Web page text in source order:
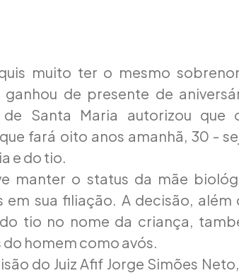
muito ter o mesmo
de presente de
Santa Maria autorizou que
fará oito anos amanhã, 30 -
e do tio.
manter o status da mãe
sua filiação. A decisão, além
tio no nome da criança,
homem como avós.
do Juiz Afif Jorge Simões